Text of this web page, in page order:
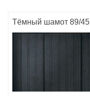
Тёмный шамот 89/45